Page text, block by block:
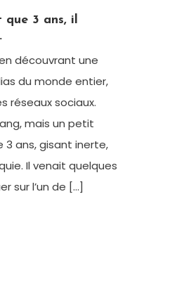
3 ans, il
découvrant une
du monde entier,
réseaux sociaux.
mais un petit
3 ans, gisant inerte,
Il venait quelques
sur l’un de […]